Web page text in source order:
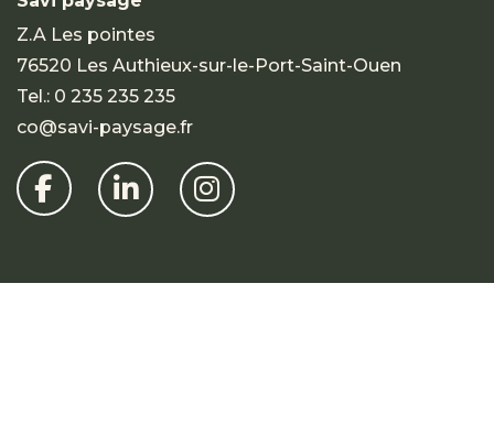
Z.A Les pointes
76520 Les Authieux-sur-le-Port-Saint-Ouen
Tel.: 0 235 235 235
co@savi-paysage.fr